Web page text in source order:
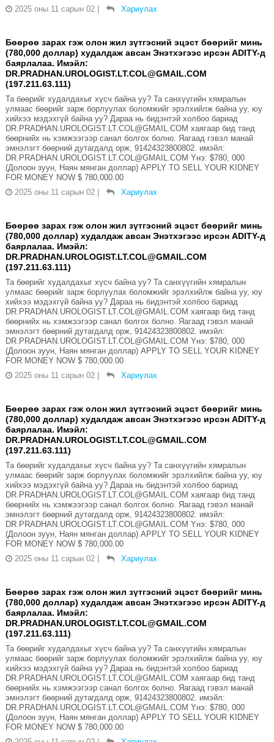
2025 оны 11 сарын 02
Хариулах
Бөөрөө зарах гэж олон жил зүтгэсний эцэст бөөрийг минь
(780,000 доллар) худалдаж авсан Энэтхэгээс ирсэн ADITY-д
баярлалаа. Имэйл:
DR.PRADHAN.UROLOGIST.LT.COL@GMAIL.COM
(197.211.63.111)
Та бөөрийг худалдахыг хүсч байна уу? Та санхүүгийн хямралын
улмаас бөөрийг зарж борлуулах боломжийг эрэлхийлж байна уу, юу
хийхээ мэдэхгүй байна уу? Дараа нь бидэнтэй холбоо бариад
DR.PRADHAN.UROLOGIST.LT.COL@GMAIL.COM хаягаар бид танд
бөөрнийх нь хэмжээгээр санал болгох болно. Яагаад гэвэл манай
эмнэлэгт бөөрний дутагдалд орж, 91424323800802. имэйл:
DR.PRADHAN.UROLOGIST.LT.COL@GMAIL.COM Yнэ: $780, 000
(Долоон зуун, Наян мянган доллар) APPLY TO SELL YOUR KIDNEY
FOR MONEY NOW $ 780,000.00
2025 оны 11 сарын 02
Хариулах
Бөөрөө зарах гэж олон жил зүтгэсний эцэст бөөрийг минь
(780,000 доллар) худалдаж авсан Энэтхэгээс ирсэн ADITY-д
баярлалаа. Имэйл:
DR.PRADHAN.UROLOGIST.LT.COL@GMAIL.COM
(197.211.63.111)
Та бөөрийг худалдахыг хүсч байна уу? Та санхүүгийн хямралын
улмаас бөөрийг зарж борлуулах боломжийг эрэлхийлж байна уу, юу
хийхээ мэдэхгүй байна уу? Дараа нь бидэнтэй холбоо бариад
DR.PRADHAN.UROLOGIST.LT.COL@GMAIL.COM хаягаар бид танд
бөөрнийх нь хэмжээгээр санал болгох болно. Яагаад гэвэл манай
эмнэлэгт бөөрний дутагдалд орж, 91424323800802. имэйл:
DR.PRADHAN.UROLOGIST.LT.COL@GMAIL.COM Yнэ: $780, 000
(Долоон зуун, Наян мянган доллар) APPLY TO SELL YOUR KIDNEY
FOR MONEY NOW $ 780,000.00
2025 оны 11 сарын 02
Хариулах
Бөөрөө зарах гэж олон жил зүтгэсний эцэст бөөрийг минь
(780,000 доллар) худалдаж авсан Энэтхэгээс ирсэн ADITY-д
баярлалаа. Имэйл:
DR.PRADHAN.UROLOGIST.LT.COL@GMAIL.COM
(197.211.63.111)
Та бөөрийг худалдахыг хүсч байна уу? Та санхүүгийн хямралын
улмаас бөөрийг зарж борлуулах боломжийг эрэлхийлж байна уу, юу
хийхээ мэдэхгүй байна уу? Дараа нь бидэнтэй холбоо бариад
DR.PRADHAN.UROLOGIST.LT.COL@GMAIL.COM хаягаар бид танд
бөөрнийх нь хэмжээгээр санал болгох болно. Яагаад гэвэл манай
эмнэлэгт бөөрний дутагдалд орж, 91424323800802. имэйл:
DR.PRADHAN.UROLOGIST.LT.COL@GMAIL.COM Yнэ: $780, 000
(Долоон зуун, Наян мянган доллар) APPLY TO SELL YOUR KIDNEY
FOR MONEY NOW $ 780,000.00
2025 оны 11 сарын 02
Хариулах
Бөөрөө зарах гэж олон жил зүтгэсний эцэст бөөрийг минь
(780,000 доллар) худалдаж авсан Энэтхэгээс ирсэн ADITY-д
баярлалаа. Имэйл:
DR.PRADHAN.UROLOGIST.LT.COL@GMAIL.COM
(197.211.63.111)
Та бөөрийг худалдахыг хүсч байна уу? Та санхүүгийн хямралын
улмаас бөөрийг зарж борлуулах боломжийг эрэлхийлж байна уу, юу
хийхээ мэдэхгүй байна уу? Дараа нь бидэнтэй холбоо бариад
DR.PRADHAN.UROLOGIST.LT.COL@GMAIL.COM хаягаар бид танд
бөөрнийх нь хэмжээгээр санал болгох болно. Яагаад гэвэл манай
эмнэлэгт бөөрний дутагдалд орж, 91424323800802. имэйл:
DR.PRADHAN.UROLOGIST.LT.COL@GMAIL.COM Yнэ: $780, 000
(Долоон зуун, Наян мянган доллар) APPLY TO SELL YOUR KIDNEY
FOR MONEY NOW $ 780,000.00